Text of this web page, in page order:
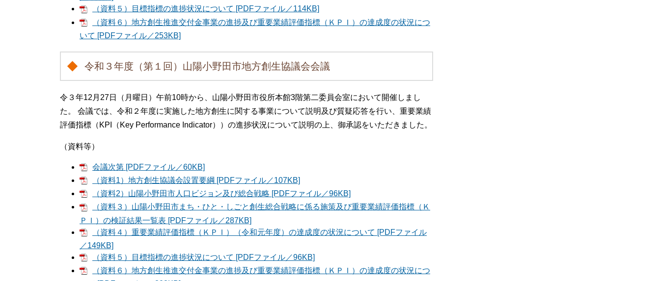
（資料５）目標指標の進捗状況について [PDFファイル／114KB]
（資料６）地方創生推進交付金事業の進捗及び重要業績評価指標（ＫＰＩ）の達成度の状況につ
いて [PDFファイル／253KB]
令和３年度（第１回）山陽小野田市地方創生協議会会議
令３年12月27日（月曜日）午前10時から、山陽小野田市役所本館3階第二委員会室において開催しまし
た。 会議では、令和２年度に実施した地方創生に関する事業について説明及び質疑応答を行い、重要業績
評価指標（KPI（Key Performance Indicator））の進捗状況について説明の上、御承認をいただきました。
（資料等）
会議次第 [PDFファイル／60KB]
（資料1）地方創生協議会設置要綱 [PDFファイル／107KB]
（資料2）山陽小野田市人口ビジョン及び総合戦略 [PDFファイル／96KB]
（資料３）山陽小野田市まち・ひと・しごと創生総合戦略に係る施策及び重要業績評価指標（Ｋ
ＰＩ）の検証結果一覧表 [PDFファイル／287KB]
（資料４）重要業績評価指標（ＫＰＩ）（令和元年度）の達成度の状況について [PDFファイル
／149KB]
（資料５）目標指標の進捗状況について [PDFファイル／96KB]
（資料６）地方創生推進交付金事業の進捗及び重要業績評価指標（ＫＰＩ）の達成度の状況につ